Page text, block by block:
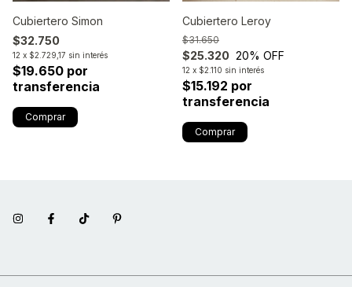
Cubiertero Simon
$32.750
12 x $2.729,17 sin interés
$19.650 por
transferencia
Cubiertero Leroy
$25.320
$31.650
20% OFF
12 x $2.110 sin interés
$15.192 por
transferencia